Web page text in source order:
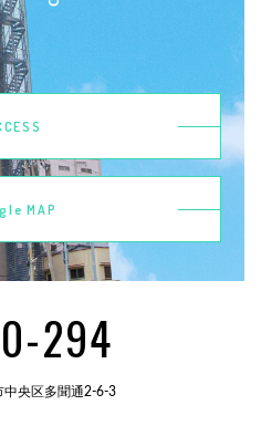
MAP
294
央区多聞通2-6-3